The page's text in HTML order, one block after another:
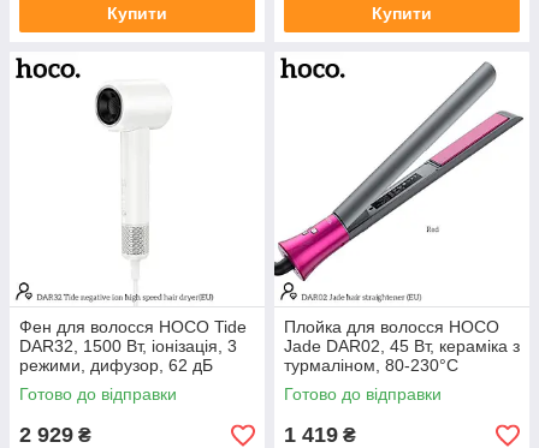
Купити Купити
Фен для волосся HOCO Tide
DAR32, 1500 Вт, іонізація, 3
режими, дифузор, 62 дБ
Готово до відправки
2 929 ₴
Плойка для волосся HOCO
Jade DAR02, 45 Вт, кераміка з
турмаліном, 80-230°C
Готово до відправки
1 419 ₴